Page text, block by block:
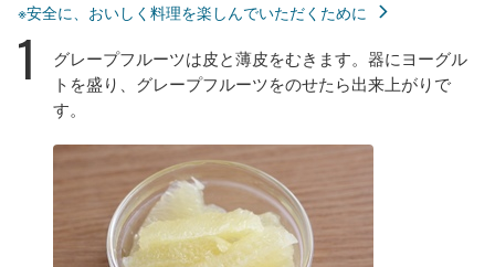
※安全に、おいしく料理を楽しんでいただくために
1
グレープフルーツは皮と薄皮をむきます。器にヨーグル
トを盛り、グレープフルーツをのせたら出来上がりで
す。